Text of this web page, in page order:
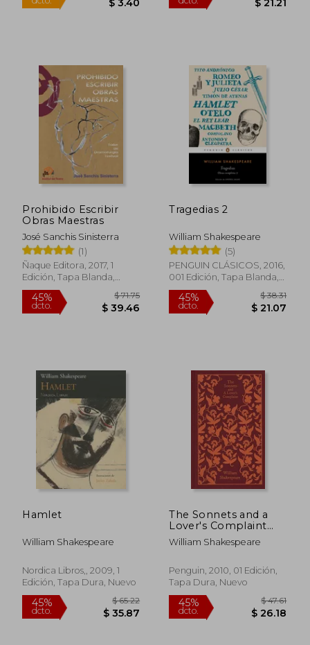
15%
dcto.
45%
dcto.
Prohibido Escribir
Obras Maestras
José Sanchis Sinisterra
(1)
Ñaque Editora, 2017, 1
Edición, Tapa Blanda,
Nuevo
45%
$ 39.46
Tragedias 2
William Shakespeare
(5)
PENGUIN CLÁSICOS, 2016,
001 Edición, Tapa Blanda,
Nuevo
45%
dcto.
Hamlet
William Shakespeare
Nordica Libros,, 2009, 1
Edición, Tapa Dura, Nuevo
The Sonnets and a
Lover's Complaint
(Penguin Clothbound
Classics) (en Inglés)
William Shakespeare
Penguin, 2010, 01 Edición,
Tapa Dura, Nuevo